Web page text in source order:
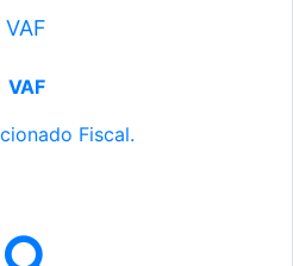
VAF
VAF
Fiscal.